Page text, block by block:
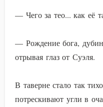
— Чего за тео... как её
— Рождение бога,
отрывая глаз от Суэля.
В таверне стало так
потрескивают угли в